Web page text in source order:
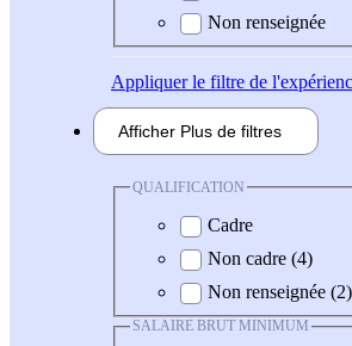
Non renseignée
Appliquerle filtre de
Afficher Plus de filtres
QUALIFICATION
Cadre
Non cadre (4)
Non renseignée (2)
SALAIRE BRUT MINIMUM